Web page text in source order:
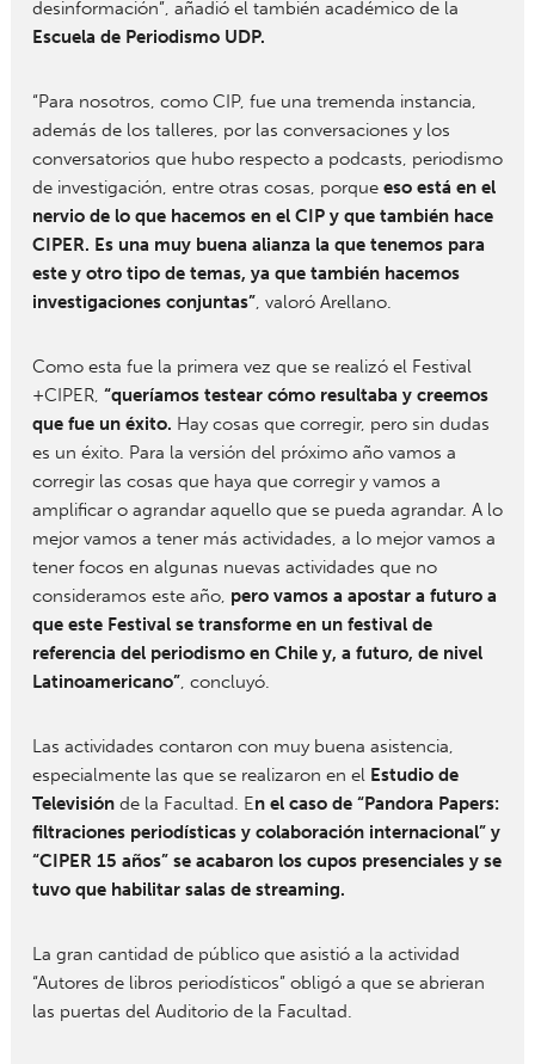
desinformación”, añadió el también académico de la
Escuela de Periodismo UDP.
“Para nosotros, como CIP, fue una tremenda instancia,
además de los talleres, por las conversaciones y los
conversatorios que hubo respecto a podcasts, periodismo
de investigación, entre otras cosas, porque eso está en el
nervio de lo que hacemos en el CIP y que también hace
CIPER. Es una muy buena alianza la que tenemos para
este y otro tipo de temas, ya que también hacemos
investigaciones conjuntas”, valoró Arellano.
Como esta fue la primera vez que se realizó el Festival
+CIPER, “queríamos testear cómo resultaba y creemos
que fue un éxito. Hay cosas que corregir, pero sin dudas
es un éxito. Para la versión del próximo año vamos a
corregir las cosas que haya que corregir y vamos a
amplificar o agrandar aquello que se pueda agrandar. A lo
mejor vamos a tener más actividades, a lo mejor vamos a
tener focos en algunas nuevas actividades que no
consideramos este año, pero vamos a apostar a futuro a
que este Festival se transforme en un festival de
referencia del periodismo en Chile y, a futuro, de nivel
Latinoamericano”, concluyó.
Las actividades contaron con muy buena asistencia,
especialmente las que se realizaron en el Estudio de
Televisiónde la Facultad. En el caso de “Pandora Papers:
filtraciones periodísticas y colaboración internacional” y
“CIPER 15 años” se acabaron los cupos presenciales y se
tuvo que habilitar salas de streaming.
La gran cantidad de público que asistió a la actividad
“Autores de libros periodísticos” obligó a que se abrieran
las puertas del Auditorio de la Facultad.